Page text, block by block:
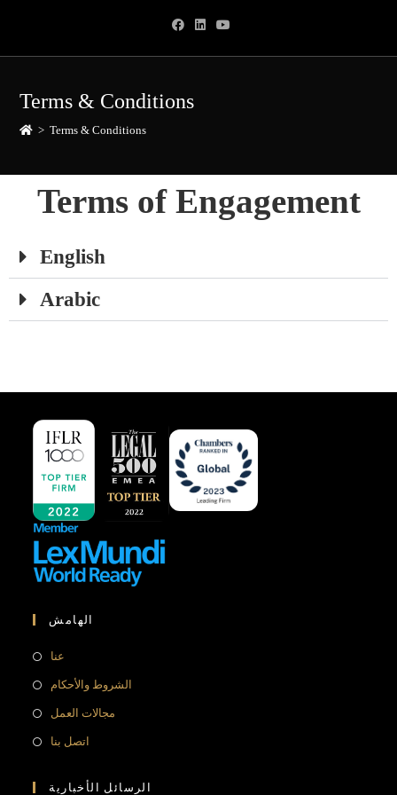
Terms & Conditions
> Terms & Conditions
Terms of Engagement
English
Arabic
الهامش
عنا
الشروط والأحكام
مجالات العمل
اتصل بنا
الرسائل الأخبارية